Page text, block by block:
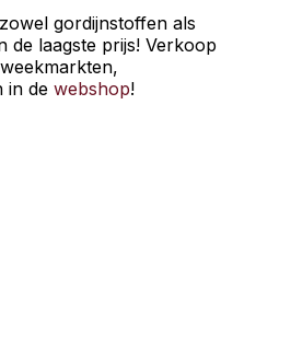
gordijnstoffen als
de laagste prijs! Verkoop
in de webshop!